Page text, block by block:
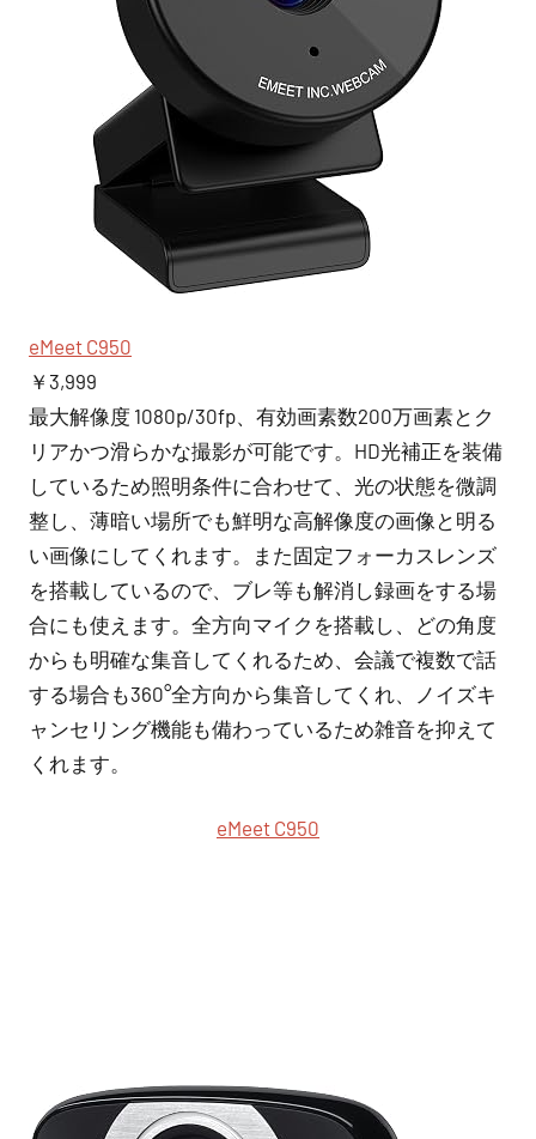
eMeet C950
￥3,999
最大解像度 1080p/30fp、有効画素数200万画素とク
リアかつ滑らかな撮影が可能です。HD光補正を装備
しているため照明条件に合わせて、光の状態を微調
整し、薄暗い場所でも鮮明な高解像度の画像と明る
い画像にしてくれます。また固定フォーカスレンズ
を搭載しているので、ブレ等も解消し録画をする場
合にも使えます。全方向マイクを搭載し、どの角度
からも明確な集音してくれるため、会議で複数で話
する場合も360°全方向から集音してくれ、ノイズキ
ャンセリング機能も備わっているため雑音を抑えて
くれます。
eMeet C950